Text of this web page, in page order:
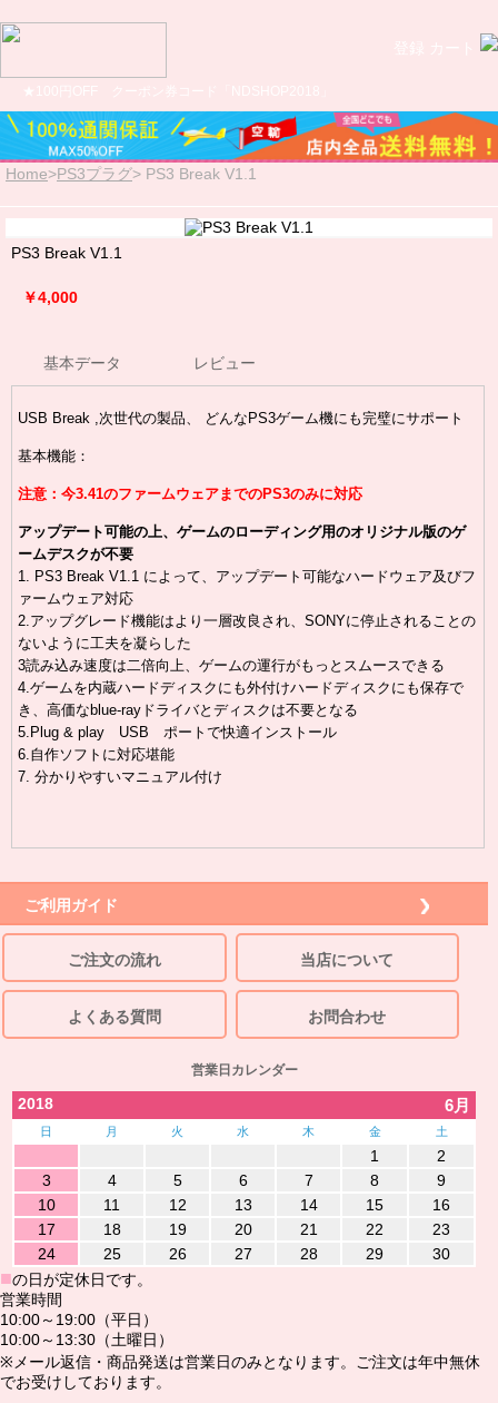
Home>PS3プラグ> PS3 Break V1.1
PS3 Break V1.1
￥4,000
基本データ レビュー
USB Break ,次世代の製品、 どんなPS3ゲーム機にも完璧にサポート
基本機能：
注意：今3.41のファームウェアまでのPS3のみに対応
アップデート可能の上、ゲームのローディング用のオリジナル版のゲ
ームデスクが不要
1. PS3 Break V1.1 によって、アップデート可能なハードウェア及びフ
ァームウェア対応
2.アップグレード機能はより一層改良され、SONYに停止されることの
ないように工夫を凝らした
3読み込み速度は二倍向上、ゲームの運行がもっとスムースできる
4.ゲームを内蔵ハードディスクにも外付けハードディスクにも保存で
き、高価なblue-rayドライバとディスクは不要となる
5.Plug & play USB ポートで快適インストール
6.自作ソフトに対応堪能
7. 分かりやすいマニュアル付け
ご利用ガイド
ご注文の流れ 当店について
よくある質問 お問合わせ
営業日カレンダー
2018 6月
日 月 火 水 木 金 土
1
2
3
4 5 6 7 8
9
10
11 12 13 14 15
16
17
18 19 20 21 22
23
24
25 26 27 28 29 30
■の日が定休日です。
営業時間
10:00～19:00（平日）
10:00～13:30（土曜日）
※メール返信・商品発送は営業日のみとなります。ご注文は年中無休
でお受けしております。